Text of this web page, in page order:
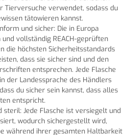
Tierversuche verwendet, sodass du
tätowieren kannst.
und sicher: Die in Europa
vollständig REACH-geprüften
die höchsten Sicherheitsstandards
dass sie sicher sind und den
entsprechen. Jede Flasche
der Landessprache des Händlers
du sicher sein kannst, dass alles
entspricht.
steril: Jede Flasche ist versiegelt und
wodurch sichergestellt wird,
während ihrer gesamten Haltbarkeit